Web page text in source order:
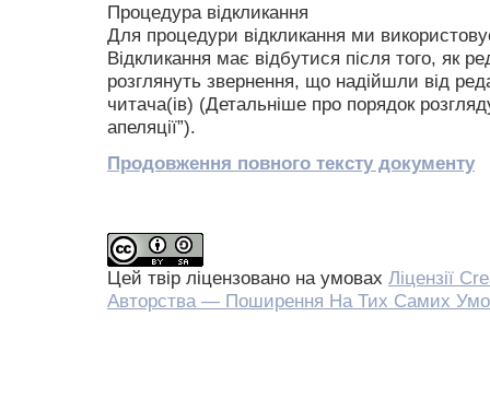
Процедура відкликання
Для процедури відкликання ми
Відкликання має відбутися після того, як
розглянуть звернення, що надійшли від
читача(ів) (Детальніше про порядок
апеляції”).
Продовження повного тексту документу
Цей твір ліцензовано на умовах Ліцензії
Авторства — Поширення На Тих Самих